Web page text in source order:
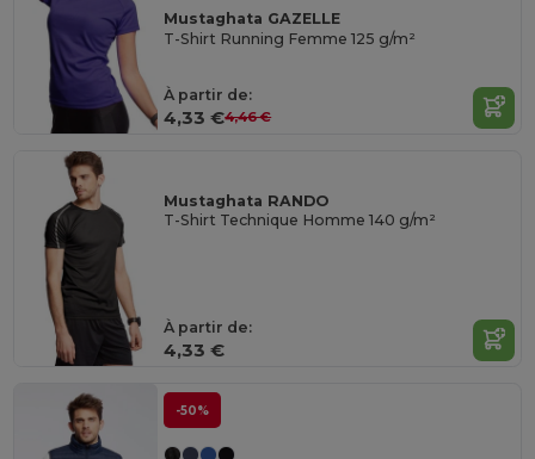
Mustaghata GAZELLE
T-Shirt Running Femme 125 g/m²
À partir de:
4,33 €4,46 €
Mustaghata RANDO
T-Shirt Technique Homme 140 g/m²
À partir de:
4,33 €
-50%